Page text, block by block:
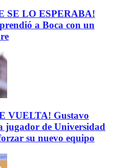
SE LO ESPERABA!
a Boca con un
VUELTA! Gustavo
jugador de Universidad
su nuevo equipo